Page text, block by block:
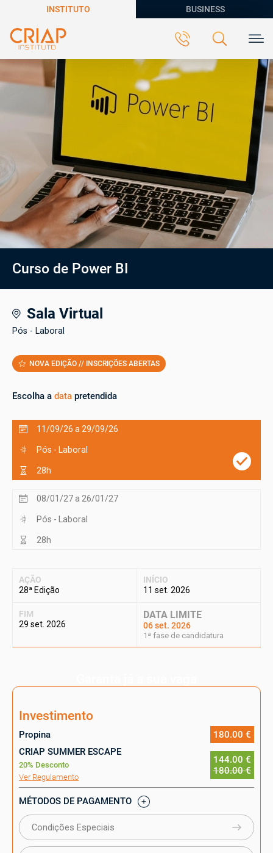
INSTITUTO BUSINESS
Curso de Power BI
Sala Virtual
Pós - Laboral
NOVA EDIÇÃO // INSCRIÇÕES ABERTAS
Escolha a data pretendida
11/09/26 a 29/09/26
Pós - Laboral
28h
08/01/27 a 26/01/27
Pós - Laboral
28h
AÇÃO
28ª Edição
INÍCIO
11 set. 2026
FIM
29 set. 2026
DATA LIMITE
06 set. 2026
1ª fase de candidatura
Investimento
Propina
180.00 €
CRIAP SUMMER ESCAPE
20% Desconto
Ver Regulamento
144.00 €
180.00 €
MÉTODOS DE PAGAMENTO
Condições Especiais